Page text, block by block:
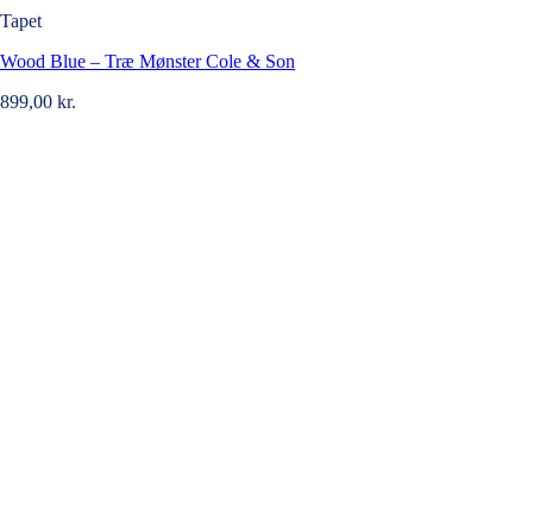
Tapet
Wood Blue – Træ Mønster Cole & Son
899,00 kr.